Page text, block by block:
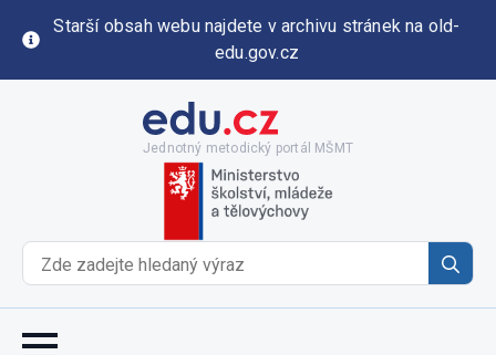
Starší obsah webu najdete v archivu stránek na old-
edu.gov.cz
Jednotný metodický portál MŠMT
for: